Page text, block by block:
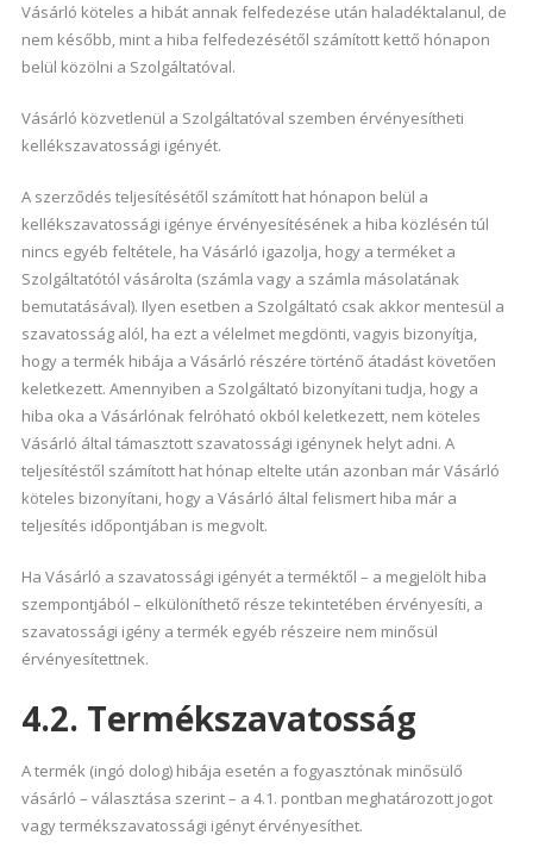
Vásárló köteles a hibát annak felfedezése után haladéktalanul, de
nem később, mint a hiba felfedezésétől számított kettő hónapon
belül közölni a Szolgáltatóval.
Vásárló közvetlenül a Szolgáltatóval szemben érvényesítheti
kellékszavatossági igényét.
A szerződés teljesítésétől számított hat hónapon belül a
kellékszavatossági igénye érvényesítésének a hiba közlésén túl
nincs egyéb feltétele, ha Vásárló igazolja, hogy a terméket a
Szolgáltatótól vásárolta (számla vagy a számla másolatának
bemutatásával). Ilyen esetben a Szolgáltató csak akkor mentesül a
szavatosság alól, ha ezt a vélelmet megdönti, vagyis bizonyítja,
hogy a termék hibája a Vásárló részére történő átadást követően
keletkezett. Amennyiben a Szolgáltató bizonyítani tudja, hogy a
hiba oka a Vásárlónak felróható okból keletkezett, nem köteles
Vásárló által támasztott szavatossági igénynek helyt adni. A
teljesítéstől számított hat hónap eltelte után azonban már Vásárló
köteles bizonyítani, hogy a Vásárló által felismert hiba már a
teljesítés időpontjában is megvolt.
Ha Vásárló a szavatossági igényét a terméktől – a megjelölt hiba
szempontjából – elkülöníthető része tekintetében érvényesíti, a
szavatossági igény a termék egyéb részeire nem minősül
érvényesítettnek.
4.2. Termékszavatosság
A termék (ingó dolog) hibája esetén a fogyasztónak minősülő
vásárló – választása szerint – a 4.1. pontban meghatározott jogot
vagy termékszavatossági igényt érvényesíthet.